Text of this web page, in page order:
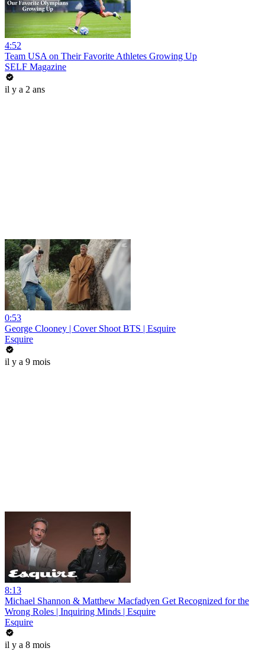
4:52
Team USA on Their Favorite Athletes Growing Up
SELF Magazine
il y a 2 ans
0:53
George Clooney | Cover Shoot BTS | Esquire
Esquire
il y a 9 mois
8:13
Michael Shannon & Matthew Macfadyen Get Recognized for the
Wrong Roles | Inquiring Minds | Esquire
Esquire
il y a 8 mois